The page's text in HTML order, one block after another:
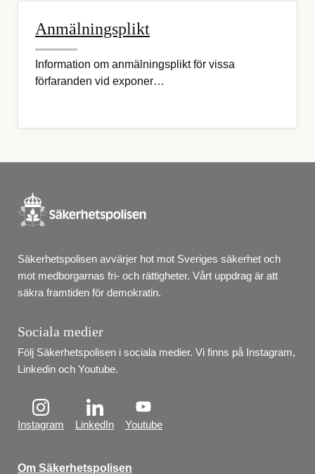
Anmälningsplikt
Information om anmälningsplikt för vissa
förfaranden vid exponer…
Säkerhetspolisen avvärjer hot mot Sveriges säkerhet och
mot medborgarnas fri- och rättigheter. Vårt uppdrag är att
säkra framtiden för demokratin.
Sociala medier
Följ Säkerhetspolisen i sociala medier. Vi finns på Instagram,
Linkedin och Youtube.
Instagram LinkedIn Youtube
Om Säkerhetspolisen